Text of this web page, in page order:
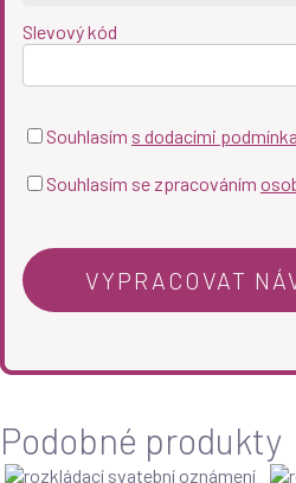
Slevový kód
Souhlasím s dodacími
Souhlasím se zpracováním
Podobné produkty